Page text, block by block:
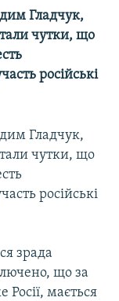
Гладчук,
чутки, що
російські
Гладчук,
чутки, що
російські
зрада
що за
Росії, мається